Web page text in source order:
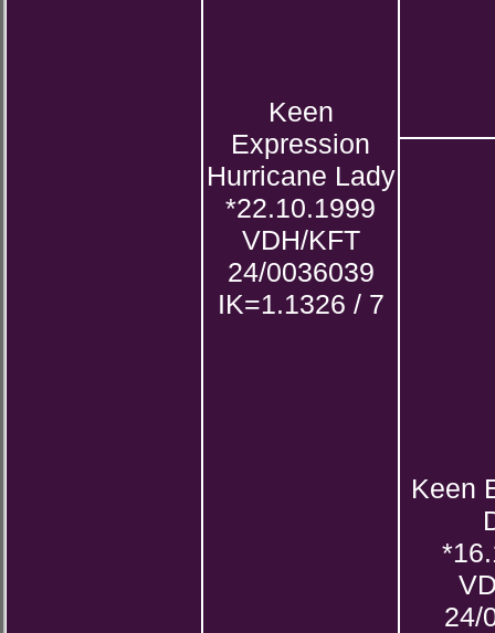
Keen
Expression
Hurricane Lady
*22.10.1999
VDH/KFT
24/0036039
IK=1.1326 / 7
Keen
24/